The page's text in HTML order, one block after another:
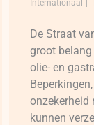
Internationaal
De Straat
groot
olie- en
onzekerheid
kunnen